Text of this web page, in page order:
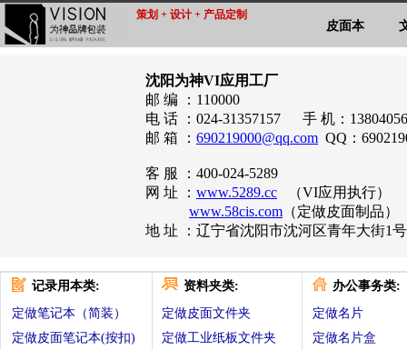
策划 + 设计 + 产品定制
皮面本
沈阳为神VI应用工厂
邮 编 ：110000
电 话 ：024-31357157 手 机：
邮 箱 ： 690219000@qq.com QQ：
客 服 ：400-024-5289
网 址 ： www.5289.cc （VI应用执行）
www.58cis.com （定做皮面制品）
地 址 ：辽宁省沈阳市沈河区青年大街1
记录用本类:
定做笔记本（简装）
定做皮面笔记本(按扣)
资料夹类:
定做皮面文件夹
定做工业纸板文件夹
办公事务类:
定做名片
定做名片盒